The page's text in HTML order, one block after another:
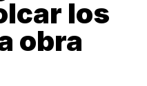
los
obra